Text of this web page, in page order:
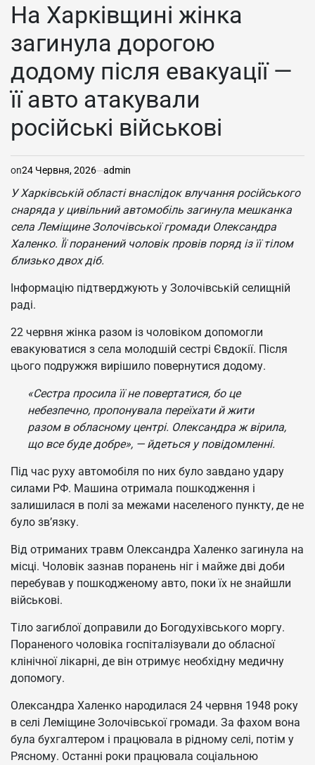
На Харківщині жінка
загинула дорогою
додому після евакуації —
її авто атакували
російські військові
on24 Червня, 2026 admin
У Харківській області внаслідок влучання російського
снаряда у цивільний автомобіль загинула мешканка
села Леміщине Золочівської громади Олександра
Халенко. Її поранений чоловік провів поряд із її тілом
близько двох діб.
Інформацію підтверджують у Золочівській селищній
раді.
22 червня жінка разом із чоловіком допомогли
евакуюватися з села молодшій сестрі Євдокії. Після
цього подружжя вирішило повернутися додому.
«Сестра просила її не повертатися, бо це
небезпечно, пропонувала переїхати й жити
разом в обласному центрі. Олександра ж вірила,
що все буде добре», — йдеться у повідомленні.
Під час руху автомобіля по них було завдано удару
силами РФ. Машина отримала пошкодження і
залишилася в полі за межами населеного пункту, де не
було зв’язку.
Від отриманих травм Олександра Халенко загинула на
місці. Чоловік зазнав поранень ніг і майже дві доби
перебував у пошкодженому авто, поки їх не знайшли
військові.
Тіло загиблої доправили до Богодухівського моргу.
Пораненого чоловіка госпіталізували до обласної
клінічної лікарні, де він отримує необхідну медичну
допомогу.
Олександра Халенко народилася 24 червня 1948 року
в селі Леміщине Золочівської громади. За фахом вона
була бухгалтером і працювала в рідному селі, потім у
Рясному. Останні роки працювала соціальною